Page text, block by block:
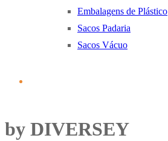
Embalagens de Plástico
Sacos Padaria
Sacos Vácuo
by DIVERSEY